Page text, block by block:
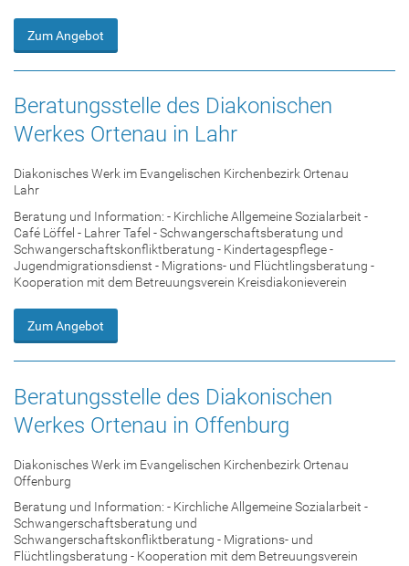
Zum Angebot
Beratungsstelle des Diakonischen
Werkes Ortenau in Lahr
Diakonisches Werk im Evangelischen Kirchenbezirk Ortenau
Lahr
Beratung und Information: - Kirchliche Allgemeine Sozialarbeit -
Café Löffel - Lahrer Tafel - Schwangerschaftsberatung und
Schwangerschaftskonfliktberatung - Kindertagespflege -
Jugendmigrationsdienst - Migrations- und Flüchtlingsberatung -
Kooperation mit dem Betreuungsverein Kreisdiakonieverein
Zum Angebot
Beratungsstelle des Diakonischen
Werkes Ortenau in Offenburg
Diakonisches Werk im Evangelischen Kirchenbezirk Ortenau
Offenburg
Beratung und Information: - Kirchliche Allgemeine Sozialarbeit -
Schwangerschaftsberatung und
Schwangerschaftskonfliktberatung - Migrations- und
Flüchtlingsberatung - Kooperation mit dem Betreuungsverein